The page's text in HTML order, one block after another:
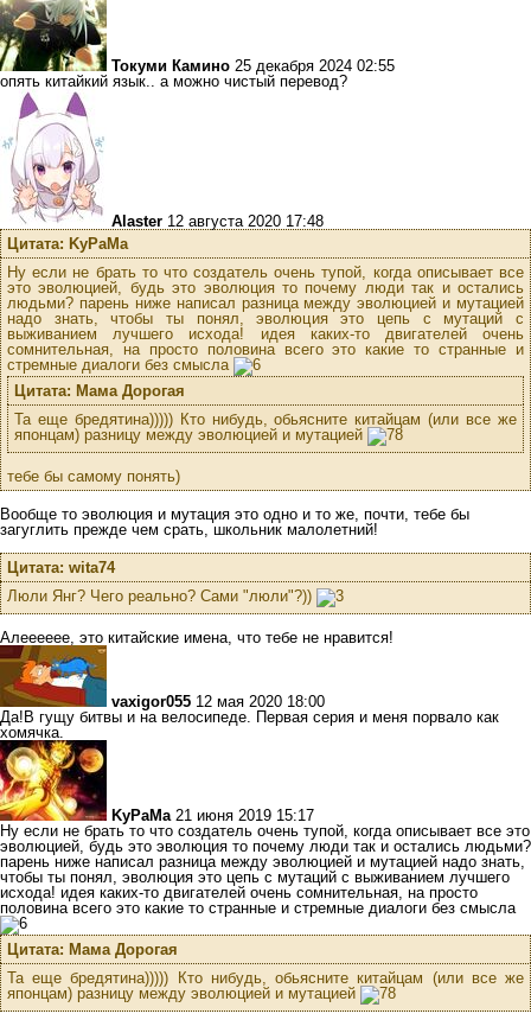
Токуми Камино 25 декабря 2024 02:55
опять китайкий язык.. а можно чистый перевод?
Alaster 12 августа 2020 17:48
Цитата: KyPaMa
Ну если не брать то что создатель очень тупой, когда описывает все
это эволюцией, будь это эволюция то почему люди так и остались
людьми? парень ниже написал разница между эволюцией и мутацией
надо знать, чтобы ты понял, эволюция это цепь с мутаций с
выживанием лучшего исхода! идея каких-то двигателей очень
сомнительная, на просто половина всего это какие то странные и
стремные диалоги без смысла
Цитата: Мама Дорогая
Та еще бредятина))))) Кто нибудь, обьясните китайцам (или все же
японцам) разницу между эволюцией и мутацией
тебе бы самому понять)
Вообще то эволюция и мутация это одно и то же, почти, тебе бы
загуглить прежде чем срать, школьник малолетний!
Цитата: wita74
Люли Янг? Чего реально? Сами "люли"?))
Алееееее, это китайские имена, что тебе не нравится!
vaxigor055 12 мая 2020 18:00
Да!В гущу битвы и на велосипеде. Первая серия и меня порвало как
хомячка.
KyPaMa 21 июня 2019 15:17
Ну если не брать то что создатель очень тупой, когда описывает все это
эволюцией, будь это эволюция то почему люди так и остались людьми?
парень ниже написал разница между эволюцией и мутацией надо знать,
чтобы ты понял, эволюция это цепь с мутаций с выживанием лучшего
исхода! идея каких-то двигателей очень сомнительная, на просто
половина всего это какие то странные и стремные диалоги без смысла
Цитата: Мама Дорогая
Та еще бредятина))))) Кто нибудь, обьясните китайцам (или все же
японцам) разницу между эволюцией и мутацией